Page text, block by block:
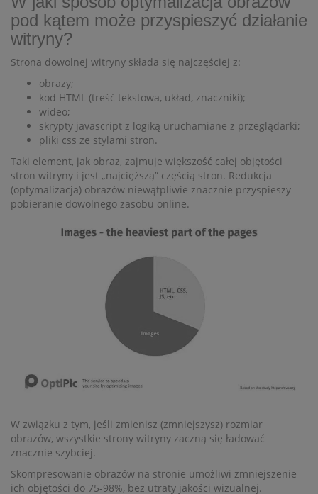
pod kątem może przyspieszyć działanie
witryny?
Strona dowolnej witryny składa się najczęściej z:
obrazy;
kod HTML (treść tekstowa, układ, znaczniki);
wideo;
skrypty javascript z logiką uruchamiane z przeglądarki;
pliki css ze stylami stron.
Taki element, jak obraz, zajmuje większość całej objętości
stron witryny i jest „najcięższą” częścią stron. Redukcja
(optymalizacja) obrazów niewątpliwie znacznie przyspieszy
pobieranie dowolnego zasobu online.
W związku z tym, jeśli zmienisz (zmniejszysz) rozmiar
obrazów, wszystkie strony witryny zaczną się ładować
znacznie szybciej.
Skompresowanie obrazów na stronie umożliwi zmniejszenie
ich objętości do 75-98%, bez utraty jakości wizualnej.